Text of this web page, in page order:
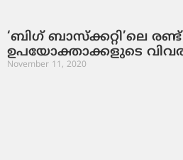
‘ബിഗ് ബാസ്‌ക്കറ്റി’ലെ
ഉപയോക്താക്കളുടെ
November 11, 2020